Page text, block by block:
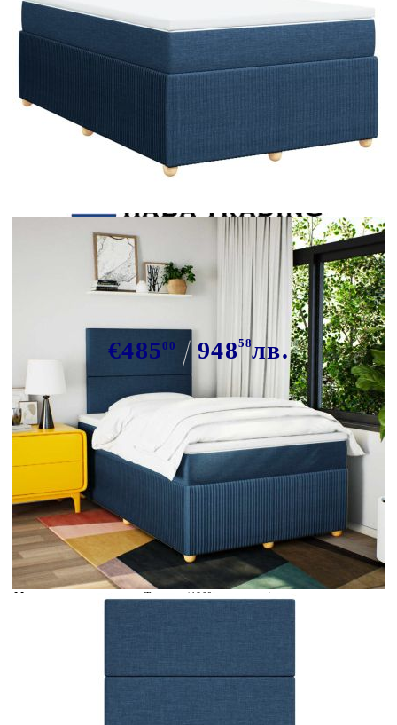
Сподели Tweet
Боксспринг легло с матрак, синьо,
120x190 см, плат
€48500 94858лв.
В наличност: 16 бр.
Време за доставка: 5 до 9 дни
Безплатна доставка до адрес при плащане по банков път
Цвят:
Бял
Материал:
Текстил (100% полиестер)
Средна